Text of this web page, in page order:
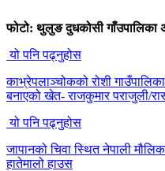
फोटो: थुलुङ दुधकोसी गाँउपालिका
यो पनि पढ्नुहोस
काभ्रेपलाञ्चोकको रोशी
बनाएको खेत- राजकुमार पराजुली/
यो पनि पढ्नुहोस
जापानको चिवा स्थित नेपाली
हातेमालो हाउस